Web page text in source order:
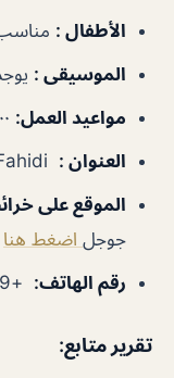
الأطفال :
الموسيقى :
مواعيد العمل:
العنوان :
الموقع على
جوجل اضغط هنا
رقم الهاتف:
+97143535209
تقرير متابع: